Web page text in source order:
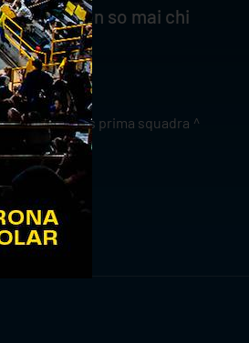
Io non so mai chi
news prima squadra